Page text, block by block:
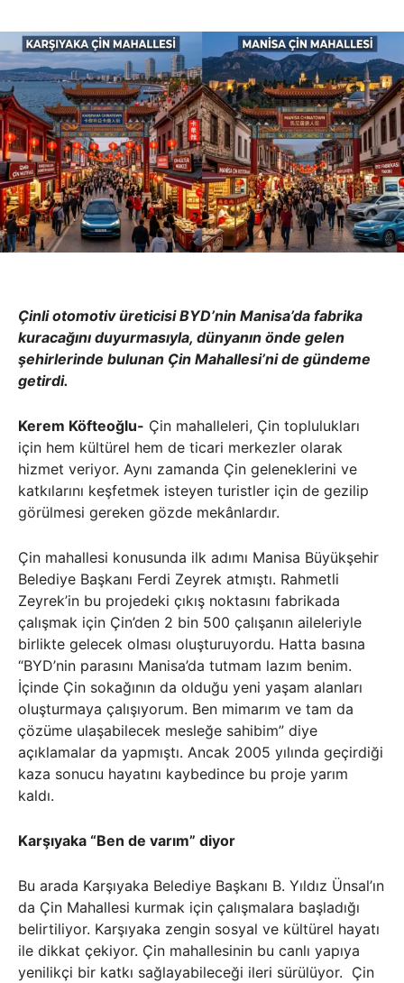
Çinli otomotiv üreticisi BYD’nin Manisa’da fabrika
kuracağını duyurmasıyla, dünyanın önde gelen
şehirlerinde bulunan Çin Mahallesi’ni de gündeme
getirdi.
Kerem Köfteoğlu- Çin mahalleleri, Çin toplulukları
için hem kültürel hem de ticari merkezler olarak
hizmet veriyor. Aynı zamanda Çin geleneklerini ve
katkılarını keşfetmek isteyen turistler için de gezilip
görülmesi gereken gözde mekânlardır.
Çin mahallesi konusunda ilk adımı Manisa Büyükşehir
Belediye Başkanı Ferdi Zeyrek atmıştı. Rahmetli
Zeyrek’in bu projedeki çıkış noktasını fabrikada
çalışmak için Çin’den 2 bin 500 çalışanın aileleriyle
birlikte gelecek olması oluşturuyordu. Hatta basına
“BYD’nin parasını Manisa’da tutmam lazım benim.
İçinde Çin sokağının da olduğu yeni yaşam alanları
oluşturmaya çalışıyorum. Ben mimarım ve tam da
çözüme ulaşabilecek mesleğe sahibim” diye
açıklamalar da yapmıştı. Ancak 2005 yılında geçirdiği
kaza sonucu hayatını kaybedince bu proje yarım
kaldı.
Karşıyaka “Ben de varım” diyor
Bu arada Karşıyaka Belediye Başkanı B. Yıldız Ünsal’ın
da Çin Mahallesi kurmak için çalışmalara başladığı
belirtiliyor. Karşıyaka zengin sosyal ve kültürel hayatı
ile dikkat çekiyor. Çin mahallesinin bu canlı yapıya
yenilikçi bir katkı sağlayabileceği ileri sürülüyor. Çin